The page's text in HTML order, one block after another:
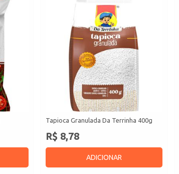
Tapioca Granulada Da Terrinha 400g
R$ 8,78
ADICIONAR